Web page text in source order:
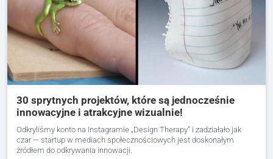
30 sprytnych projektów, które są jednocześnie
innowacyjne i atrakcyjne wizualnie!
Odkryliśmy konto na Instagramie „Design Therapy” i zadziałało jak
czar — startup w mediach społecznościowych jest doskonałym
źródłem do odkrywania innowacji.